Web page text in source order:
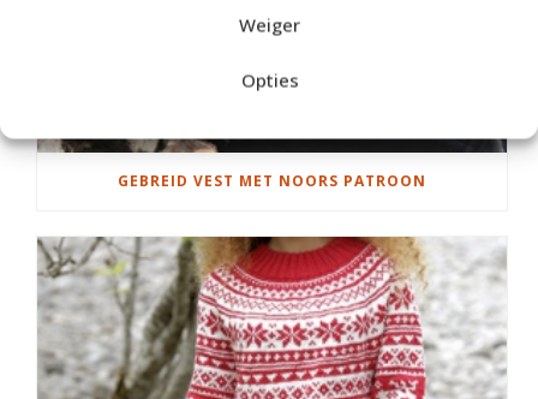
Weiger
Opties
GEBREID VEST MET NOORS PATROON